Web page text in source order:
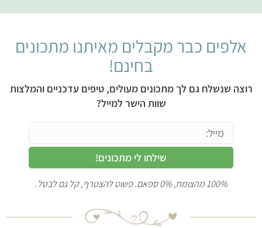
אלפים כבר מקבלים מאיתנו מתכונים
בחינם!
רוצה שנשלח גם לך מתכונים מעולים, טיפים עדכניים והמלצות
שוות הישר למייל?
שילחו לי מתכונים!
100% מהצומח, 0% ספאם. פשוט להצטרף, קל גם לבטל.